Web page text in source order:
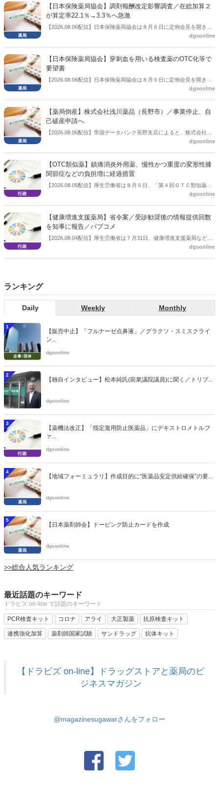
【日本保険薬局協会】調剤報酬改定影響調査／在総加算２
が算定率22.1％→3.3％へ急激
【2026.08.06配信】日本保険薬局協会は８月６日に定例会見を開き、
「令和８年度調剤報酬改定に係る保険薬局への影響」の調査結果を公
3.3％へ大きく低下した。
dgsonline
【日本保険薬局協会】穿刺血を用いる検査薬のOTC化等で
要望書
【2026.08.06配信】日本保険薬局協会は８月６日に定例会見を開き、
「穿刺血を用いる検査薬のOTC化等に関する要望書」を厚生労働省 医
dgsonline
【薬局倒産】株式会社浅川薬品（長野市）／事業停止、自
己破産申請へ
【2026.08.06配信】帝国データバンク長野支店によると、株式会社浅
川薬品（長野市）は7月31日に事業を停止し、自己破産申請の準備に
dgsonline
【OTC類似薬】鎮痛消炎外用薬、慢性かつ重度の変形性膝
関節症などの負担増に経過措置
【2026.08.05配信】厚生労働省は８月５日、「第４回ＯＴＣ類似薬の
保険給付の見直しの実施に向けた技術的検討会」を開催。「中間とり
会等に報告し、令和８年秋頃を目途に結論を得る予定。
dgsonline
【健康増進支援薬局】省令案／受診勧奨後の情報提供回数
を知事に報告／パブコメ
【2026.08.04配信】厚生労働省は７月31日、健康増進支援薬局などに
関する省令案を示し、パブコメを開始した。受診勧奨を行った後に、
dgsonline
ランキング
Daily Weekly Monthly
1
【販売中止】「フルナーゼ点鼻液」／グラクソ・スミスクライ
ン...
dgsonline
2
【独自インタビュー】松本純氏(前衆議院議員)に聞く／トリプ...
dgsonline
3
【薬機法改正】「指定濫用防止医薬品」にデキストロメトルフ
ァ...
dgsonline
4
【地域フォーミュラリ】作成目的に“医薬品安定供給確保”の要...
dgsonline
5
【日本薬剤師会】ドーピング防止カードを作成
dgsonline
>>総合人気ランキング
最近話題のキーワード
ドラビズ on-line で話題のキーワード
PCR検査キット コロナ アライ 大正製薬 抗原検査キット
連携強化加算 薬剤師国家試験 サンドラッグ 抗体キット
【ドラビズ on-line】ドラッグストアと薬局のビ
ジネスマガジン
@magazinesugawarさんをフォロー